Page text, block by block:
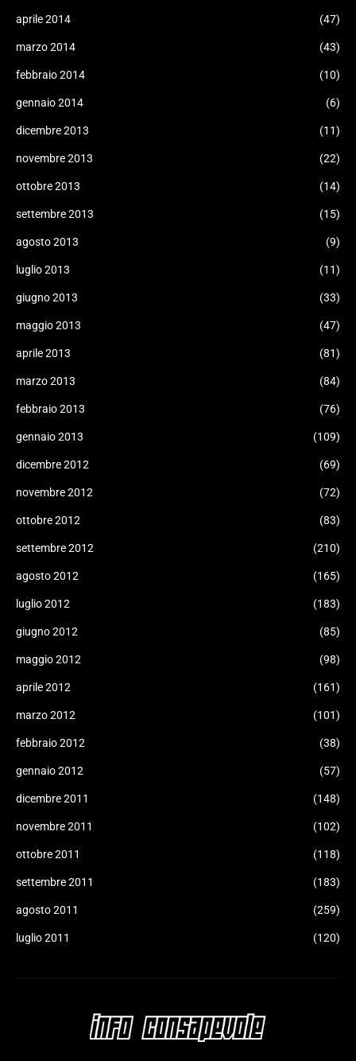
aprile 2014 (47)
marzo 2014 (43)
febbraio 2014 (10)
gennaio 2014 (6)
dicembre 2013 (11)
novembre 2013 (22)
ottobre 2013 (14)
settembre 2013 (15)
agosto 2013 (9)
luglio 2013 (11)
giugno 2013 (33)
maggio 2013 (47)
aprile 2013 (81)
marzo 2013 (84)
febbraio 2013 (76)
gennaio 2013 (109)
dicembre 2012 (69)
novembre 2012 (72)
ottobre 2012 (83)
settembre 2012 (210)
agosto 2012 (165)
luglio 2012 (183)
giugno 2012 (85)
maggio 2012 (98)
aprile 2012 (161)
marzo 2012 (101)
febbraio 2012 (38)
gennaio 2012 (57)
dicembre 2011 (148)
novembre 2011 (102)
ottobre 2011 (118)
settembre 2011 (183)
agosto 2011 (259)
luglio 2011 (120)